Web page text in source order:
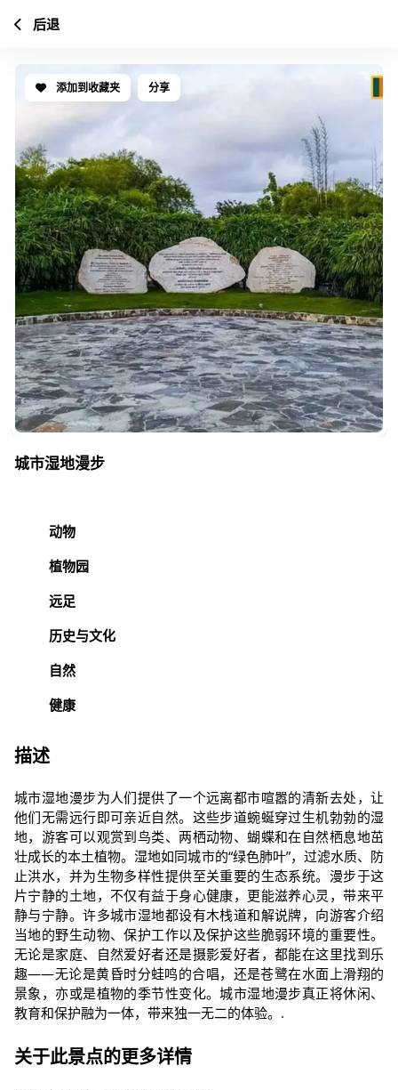
添加到收藏夹 分享
城市湿地漫步
动物
植物园
远足
历史与文化
自然
健康
描述
城市湿地漫步为人们提供了一个远离都市喧嚣的清新去处，让
他们无需远行即可亲近自然。这些步道蜿蜒穿过生机勃勃的湿
地，游客可以观赏到鸟类、两栖动物、蝴蝶和在自然栖息地茁
壮成长的本土植物。湿地如同城市的“绿色肺叶”，过滤水质、防
止洪水，并为生物多样性提供至关重要的生态系统。漫步于这
片宁静的土地，不仅有益于身心健康，更能滋养心灵，带来平
静与宁静。许多城市湿地都设有木栈道和解说牌，向游客介绍
当地的野生动物、保护工作以及保护这些脆弱环境的重要性。
无论是家庭、自然爱好者还是摄影爱好者，都能在这里找到乐
趣——无论是黄昏时分蛙鸣的合唱，还是苍鹭在水面上滑翔的
景象，亦或是植物的季节性变化。城市湿地漫步真正将休闲、
教育和保护融为一体，带来独一无二的体验。.
关于此景点的更多详情
后退